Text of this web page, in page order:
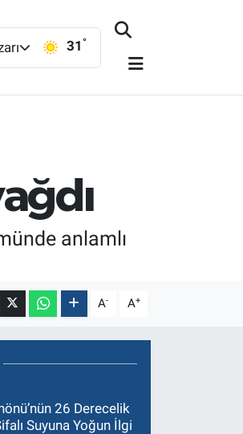
31 °
anlamlı
A- A+
26 Derecelik
Suyuna Yoğun İlgi